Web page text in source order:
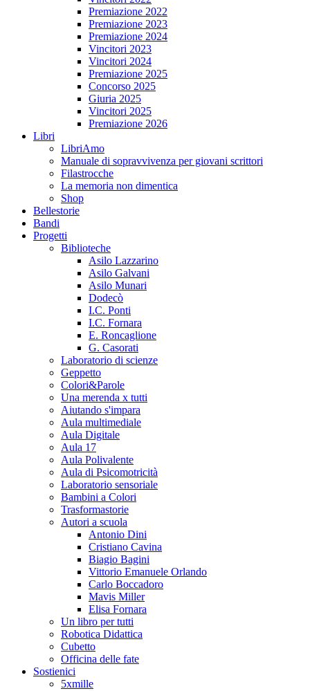
Premiazione 2022
Premiazione 2023
Premiazione 2024
Vincitori 2023
Vincitori 2024
Premiazione 2025
Concorso 2025
Giuria 2025
Vincitori 2025
Premiazione 2026
Libri
LibriAmo
Manuale di sopravvivenza per giovani scrittori
Filastrocche
La memoria non dimentica
Shop
Bellestorie
Bandi
Progetti
Biblioteche
Asilo Lazzarino
Asilo Galvani
Asilo Munari
Dodecò
I.C. Ponti
I.C. Fornara
E. Roncaglione
G. Casorati
Laboratorio di scienze
Geppetto
Colori&Parole
Una merenda x tutti
Aiutando s'impara
Aula multimediale
Aula Digitale
Aula 17
Aula Polivalente
Aula di Psicomotricità
Laboratorio sensoriale
Bambini a Colori
Trasformastorie
Autori a scuola
Antonio Dini
Cristiano Cavina
Biagio Bagini
Vittorio Emanuele Orlando
Carlo Boccadoro
Mavis Miller
Elisa Fornara
Un libro per tutti
Robotica Didattica
Cubetto
Officina delle fate
Sostienici
5xmille